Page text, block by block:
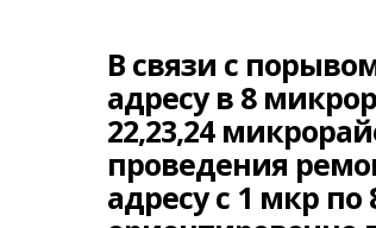
В связи с
адресу в 8
22,23,24
проведения
адресу с 1 мкр